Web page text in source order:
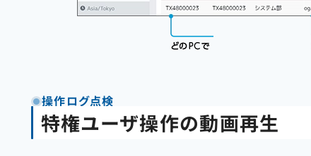
操作ログ点検
特権ユーザ操作の動画再生